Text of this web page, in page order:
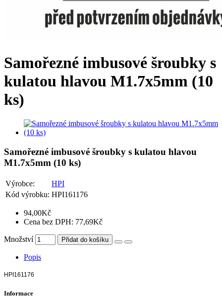
Samořezné imbusové šroubky s
kulatou hlavou M1.7x5mm (10
ks)
Samořezné imbusové šroubky s kulatou hlavou
M1.7x5mm (10 ks)
Výrobce:
HPI
Kód výrobku: HPI161176
94,00Kč
Cena bez DPH: 77,69Kč
Množství Přidat do košíku
Popis
HPI161176
Informace